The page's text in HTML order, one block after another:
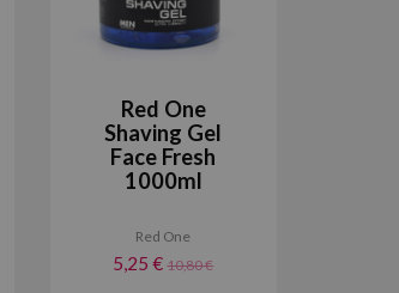
Red One
Shaving Gel
Face Fresh
1000ml
Red One
5,25 €10,80 €